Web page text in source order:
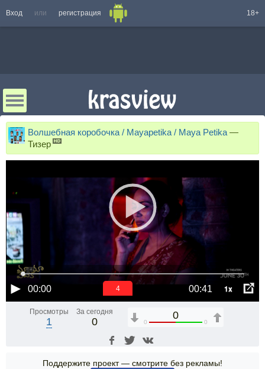
Вход или регистрация 18+
Волшебная коробочка / Mayapetika / Maya Petika —
Тизер
00:00 00:41 1x
4
Просмотры
1
За сегодня
0
0
0 0
Поддержите проект — смотрите без рекламы!